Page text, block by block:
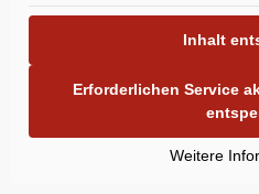
Inhalt
Erforderlichen Service
Weitere